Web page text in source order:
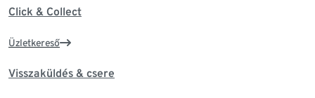
Click & Collect
Üzletkereső
Visszaküldés & csere